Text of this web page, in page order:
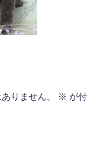
りません。 ※ が付